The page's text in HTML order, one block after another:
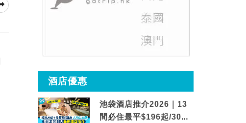
酒店優惠
池袋酒店推介2026｜13
間必住最平$196起/30秒